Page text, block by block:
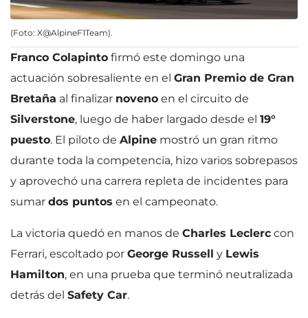
(Foto: X@AlpineF1Team).
Franco Colapinto firmó este domingo una
actuación sobresaliente en el Gran Premio de Gran
Bretaña al finalizar noveno en el circuito de
Silverstone, luego de haber largado desde el 19°
puesto. El piloto de Alpine mostró un gran ritmo
durante toda la competencia, hizo varios sobrepasos
y aprovechó una carrera repleta de incidentes para
sumar dos puntos en el campeonato.
La victoria quedó en manos de Charles Leclerc con
Ferrari, escoltado por George Russell y Lewis
Hamilton, en una prueba que terminó neutralizada
detrás del Safety Car.